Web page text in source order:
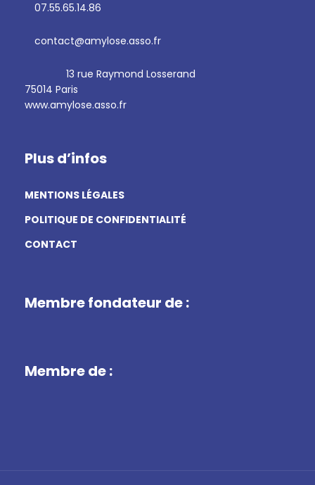
07.55.65.14.86
contact@amylose.asso.fr
13 rue Raymond Losserand
75014 Paris
www.amylose.asso.fr
Plus d’infos
MENTIONS LÉGALES
POLITIQUE DE CONFIDENTIALITÉ
CONTACT
Membre fondateur de :
Membre de :